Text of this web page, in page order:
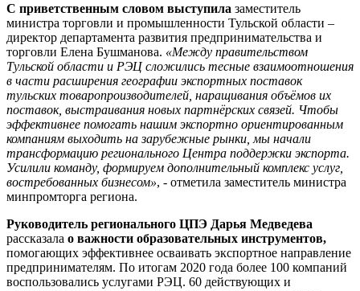
С приветственным словом выступила заместитель
министра торговли и промышленности Тульской области –
директор департамента развития предпринимательства и
торговли Елена Бушманова. «Между правительством
Тульской области и РЭЦ сложились тесные взаимоотношения
в части расширения географии экспортных поставок
тульских товаропроизводителей, наращивания объёмов их
поставок, выстраивания новых партнёрских связей. Чтобы
эффективнее помогать нашим экспортно ориентированным
компаниям выходить на зарубежные рынки, мы начали
трансформацию регионального Центра поддержки экспорта.
Усилили команду, формируем дополнительный комплекс услуг,
востребованных бизнесом», - отметила заместитель министра
минпромторга региона.
Руководитель регионального ЦПЭ Дарья Медведева
рассказала о важности образовательных инструментов,
помогающих эффективнее осваивать экспортное направление
предпринимателям. По итогам 2020 года более 100 компаний
воспользовались услугами РЭЦ. 60 действующих и